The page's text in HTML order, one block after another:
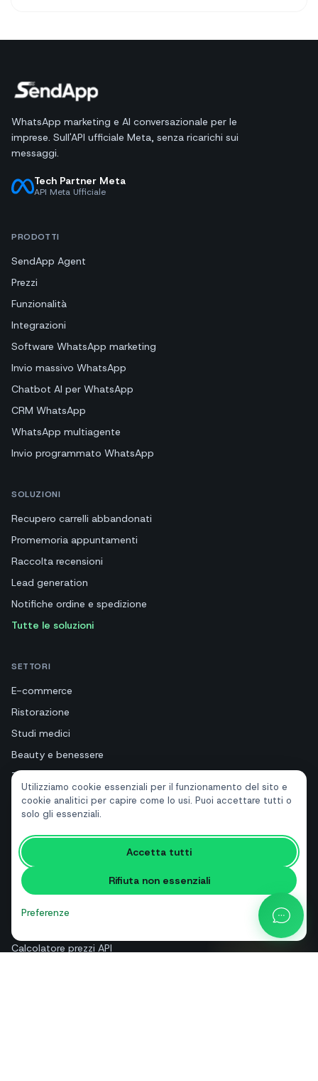
Utilizziamo cookie essenziali per il funzionamento del sito e
cookie analitici per capire come lo usi. Puoi accettare tutti o
solo gli essenziali.
Accetta tutti
Rifiuta non essenziali
Preferenze
WhatsApp marketing e AI conversazionale per le
imprese. Sull'API ufficiale Meta, senza ricarichi sui
messaggi.
Tech Partner Meta
API Meta Ufficiale
PRODOTTI
SendApp Agent
Prezzi
Funzionalità
Integrazioni
Software WhatsApp marketing
Invio massivo WhatsApp
Chatbot AI per WhatsApp
CRM WhatsApp
WhatsApp multiagente
Invio programmato WhatsApp
SOLUZIONI
Recupero carrelli abbandonati
Promemoria appuntamenti
Raccolta recensioni
Lead generation
Notifiche ordine e spedizione
Tutte le soluzioni
SETTORI
E-commerce
Ristorazione
Studi medici
Beauty e benessere
Turismo e hotel
Immobiliari
RISORSE
Strumenti gratuiti
Glossario
Calcolatore prezzi API